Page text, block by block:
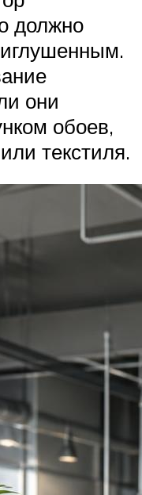
должно
они
обоев,
текстиля.